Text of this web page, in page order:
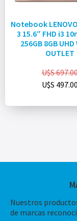
Notebook
3 15.6″ FHD i3
256GB 8GB
OUTLET
U$S
U$S 497.00
Nuestros
de marcas